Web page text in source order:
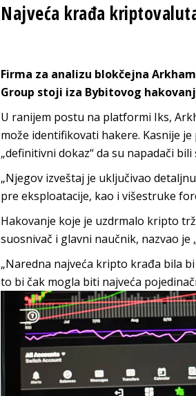
Najveća krađa
Firma za analizu blokčejna
Group stoji iza Bybitovog
U ranijem postu na platformi Iks,
može identifikovati hakere. Kasnije
„definitivni dokaz“ da su napadači
„Njegov izveštaj je uključivao
pre eksploatacije, kao i višestruke
Hakovanje koje je uzdrmalo kripto
suosnivač i glavni naučnik, nazvao
„Naredna najveća kripto krađa bila
to bi čak mogla biti najveća